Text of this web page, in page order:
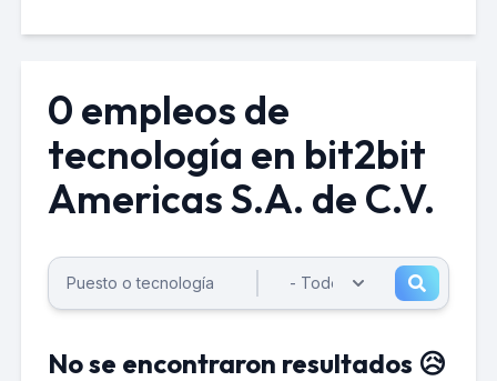
0 empleos de
tecnología en bit2bit
Americas S.A. de C.V.
No se encontraron resultados 😥